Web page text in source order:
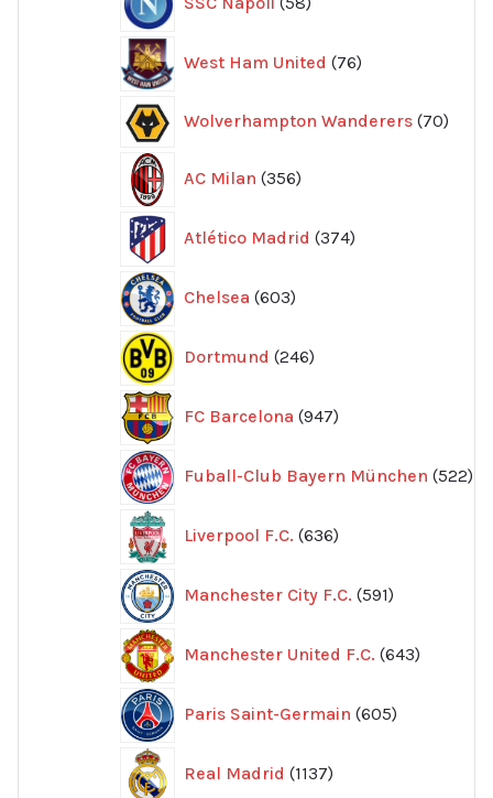
produkter
West Ham United 76
produkter
Wolverhampton Wanderers 70
AC Milan 356
produkter
Atlético Madrid 374
produkter
Chelsea 603
produkter
Dortmund 246
produkter
FC Barcelona 947
produkter
Fuball-Club Bayern München 522
Liverpool F.C. 636
produkter
Manchester City F.C. 591
produkter
Manchester United F.C. 643
Paris Saint-Germain 605
produkter
Real Madrid 1137
produkter